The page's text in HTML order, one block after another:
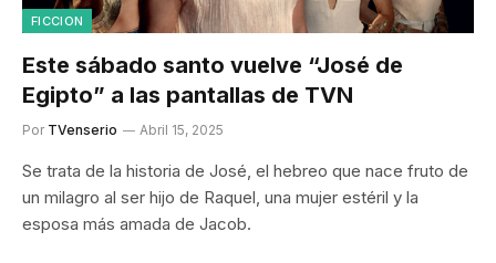
FICCION
Este sábado santo vuelve “José de
Egipto” a las pantallas de TVN
Por TVenserio Abril 15, 2025
Se trata de la historia de José, el hebreo que nace fruto de
un milagro al ser hijo de Raquel, una mujer estéril y la
esposa más amada de Jacob.